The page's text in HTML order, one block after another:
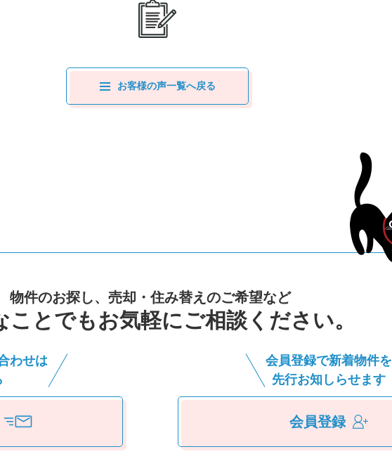
お客様の声一覧へ戻る
物件のお探し、売却・住み替えのご希望など
ことでもお気軽にご相談ください。
わせは
会員登録で新着物件を
先⾏お知しらせます
会員登録